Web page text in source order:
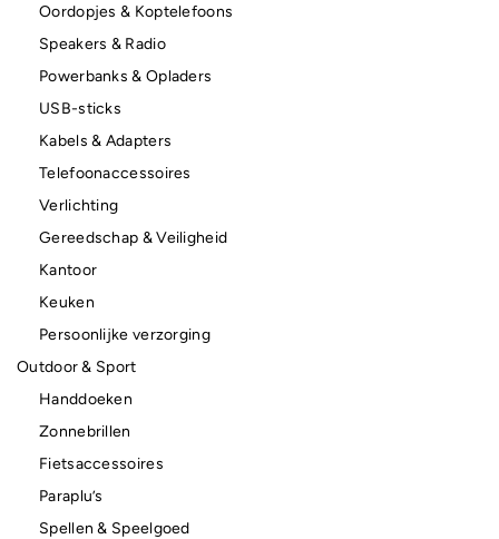
Oordopjes & Koptelefoons
Speakers & Radio
Powerbanks & Opladers
USB-sticks
Kabels & Adapters
Telefoonaccessoires
Verlichting
Gereedschap & Veiligheid
Kantoor
Keuken
Persoonlijke verzorging
Outdoor & Sport
Handdoeken
Zonnebrillen
Fietsaccessoires
Paraplu’s
Spellen & Speelgoed